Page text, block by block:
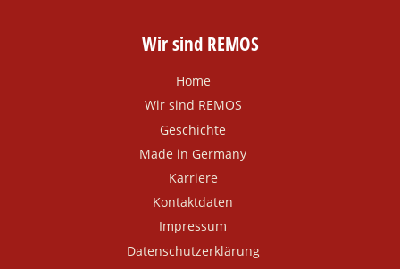
Wir sind REMOS
Home
Wir sind REMOS
Geschichte
Made in Germany
Karriere
Kontaktdaten
Impressum
Datenschutzerklärung